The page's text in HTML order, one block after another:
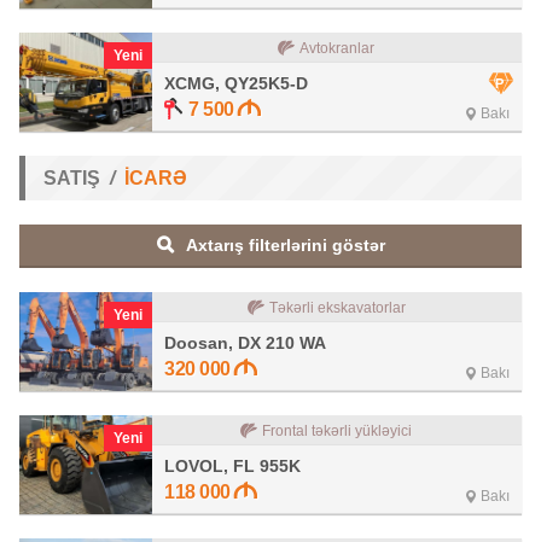
Yeni Avtokranlar
XCMG, QY25K5-D
7 500 Bakı
SATIŞ İCARƏ
Axtarış filterlərini göstər
Yeni Təkərli ekskavatorlar
Doosan, DX 210 WA
320 000 Bakı
Yeni Frontal təkərli yükləyici
LOVOL, FL 955K
118 000 Bakı